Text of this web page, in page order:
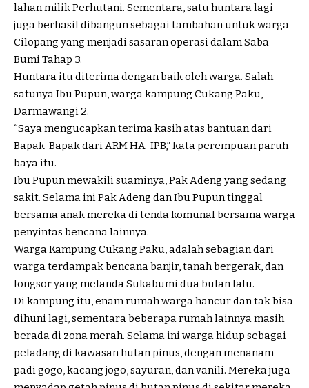
lahan milik Perhutani. Sementara, satu huntara lagi
juga berhasil dibangun sebagai tambahan untuk warga
Cilopang yang menjadi sasaran operasi dalam Saba
Bumi Tahap 3.
Huntara itu diterima dengan baik oleh warga. Salah
satunya Ibu Pupun, warga kampung Cukang Paku,
Darmawangi 2.
“Saya mengucapkan terima kasih atas bantuan dari
Bapak-Bapak dari ARM HA-IPB,” kata perempuan paruh
baya itu.
Ibu Pupun mewakili suaminya, Pak Adeng yang sedang
sakit. Selama ini Pak Adeng dan Ibu Pupun tinggal
bersama anak mereka di tenda komunal bersama warga
penyintas bencana lainnya.
Warga Kampung Cukang Paku, adalah sebagian dari
warga terdampak bencana banjir, tanah bergerak, dan
longsor yang melanda Sukabumi dua bulan lalu.
Di kampung itu, enam rumah warga hancur dan tak bisa
dihuni lagi, sementara beberapa rumah lainnya masih
berada di zona merah. Selama ini warga hidup sebagai
peladang di kawasan hutan pinus, dengan menanam
padi gogo, kacang jogo, sayuran, dan vanili. Mereka juga